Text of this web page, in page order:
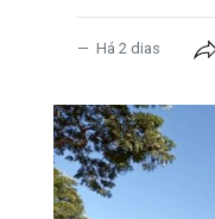
Há 2 dias